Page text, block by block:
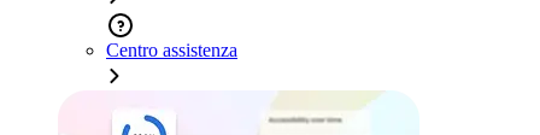
Centro assistenza